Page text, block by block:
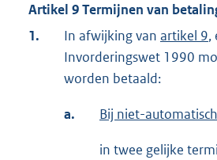
Artikel 9 Termijnen van
1.
In afwijking van artikel 9,
Invorderingswet 1990
worden betaald:
a. Bij niet-
in twee gelijke